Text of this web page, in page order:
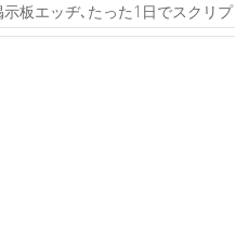
示板エッヂ､たった1日でスク